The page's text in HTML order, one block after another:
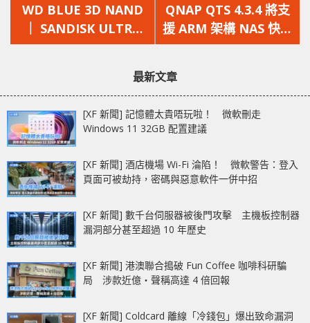
一
篇
文
WD BLUE 3D NAND
｜ SANDISK ULTRA
3D SSD 開箱 （ 更快、
一
篇
文
QNAP QTS 4.3.4 將支
援 ARM 架構 NAS 快照
功能，並公佈多部 TS-
最新文章
[XF 新聞] 記憶體太貴唔玩啦！ 微軟刪走
Windows 11 32GB 配置建議
[XF 新聞] 酒店機場 Wi-Fi 淪陷！ 微軟警告：登入
頁面可被劫持，密碼與惡意軟件一併中招
[XF 新聞] 數千台伺服器被後門攻擊 主機板控制器
漏洞部分甚至超過 10 年歷史
[XF 新聞] 港澳聯合搗破 Fun Coffee 咖啡科研騙
局 涉款近億‧聲稱高達 4 倍回報
[XF 新聞] Coldcard 離線「冷錢包」爆出致命漏洞